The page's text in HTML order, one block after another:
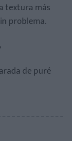
textura más
problema.
de puré